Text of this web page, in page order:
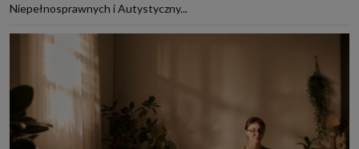
Niepełnosprawnych i Autystyczny...